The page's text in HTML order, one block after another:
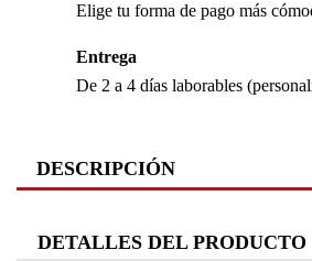
Elige tu forma de pago más
Entrega
De 2 a 4 días laborables
DESCRIPCIÓN
DETALLES DEL PRODUCTO